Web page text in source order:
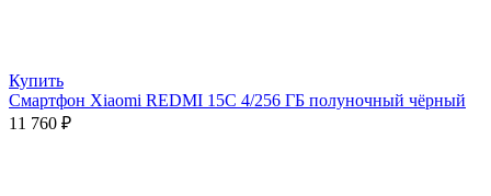
Купить
Смартфон Xiaomi REDMI 15C 4/256 ГБ полуночный чёрный
11 760 ₽